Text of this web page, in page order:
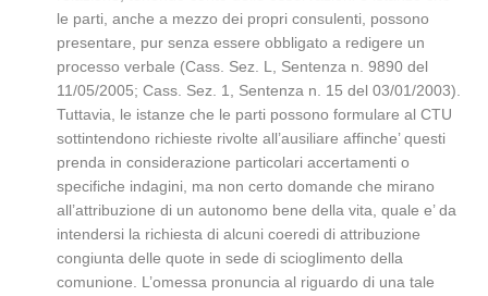
le parti, anche a mezzo dei propri consulenti, possono
presentare, pur senza essere obbligato a redigere un
processo verbale (Cass. Sez. L, Sentenza n. 9890 del
11/05/2005; Cass. Sez. 1, Sentenza n. 15 del 03/01/2003).
Tuttavia, le istanze che le parti possono formulare al CTU
sottintendono richieste rivolte all’ausiliare affinche’ questi
prenda in considerazione particolari accertamenti o
specifiche indagini, ma non certo domande che mirano
all’attribuzione di un autonomo bene della vita, quale e’ da
intendersi la richiesta di alcuni coeredi di attribuzione
congiunta delle quote in sede di scioglimento della
comunione. L’omessa pronuncia al riguardo di una tale